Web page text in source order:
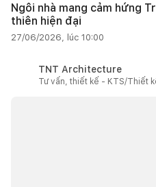
Ngôi nhà mang cảm hứng
thiên hiện đại
27/06/2026, lúc 10:00
TNT Architecture
Tư vấn, thiết kế - KTS/Thiết